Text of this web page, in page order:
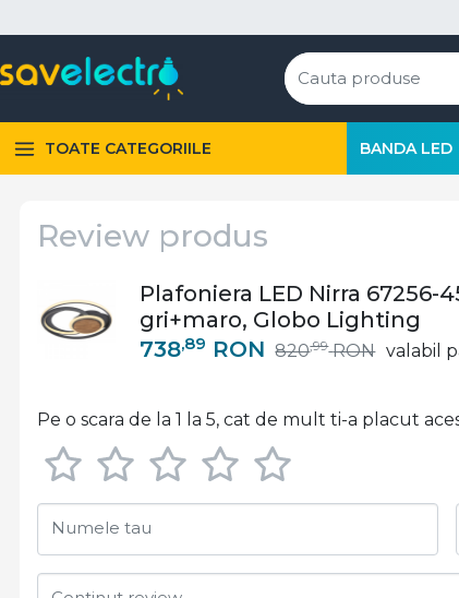
TOATE CATEGORIILE BANDA LED
Review produs
Plafoniera LED Nirra 67256-
gri+maro, Globo Lighting
738,89 RON 820,99 RON valabil
Pe o scara de la 1 la 5, cat de mult ti-a placut
Numele tau